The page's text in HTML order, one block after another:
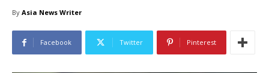
By Asia News Writer
Facebook Twitter Pinterest